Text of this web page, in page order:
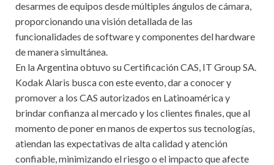
desarmes de equipos desde múltiples ángulos de cámara,
proporcionando una visión detallada de las
funcionalidades de software y componentes del hardware
de manera simultánea.
En la Argentina obtuvo su Certificación CAS, IT Group SA.
Kodak Alaris busca con este evento, dar a conocer y
promover a los CAS autorizados en Latinoamérica y
brindar confianza al mercado y los clientes finales, que al
momento de poner en manos de expertos sus tecnologías,
atiendan las expectativas de alta calidad y atención
confiable, minimizando el riesgo o el impacto que afecte